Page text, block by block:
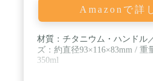
Amazonで詳
材質：チタニウム・ハンドル
ズ：約直径93×116×83mm / 重
350ml